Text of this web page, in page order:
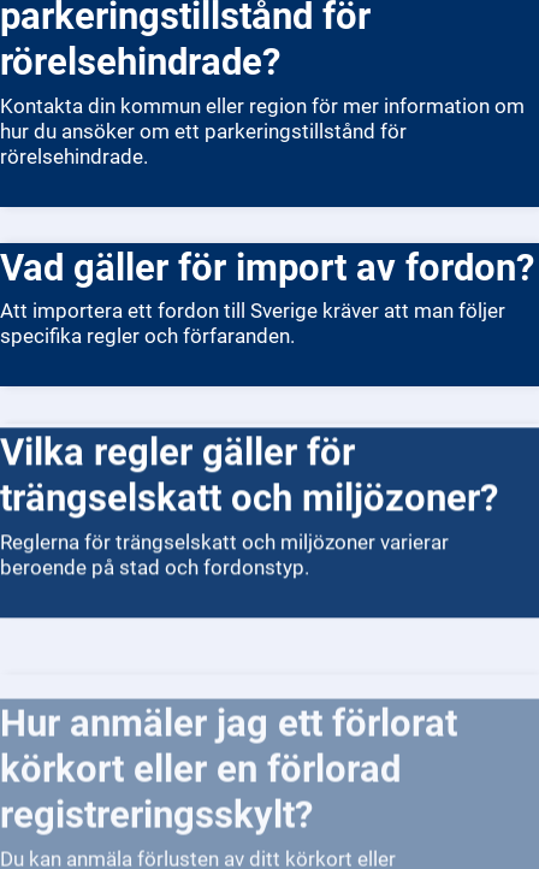
parkeringstillstånd för
rörelsehindrade?
Kontakta din kommun eller region för mer information om
hur du ansöker om ett parkeringstillstånd för
rörelsehindrade.
Vad gäller för import av fordon?
Att importera ett fordon till Sverige kräver att man följer
specifika regler och förfaranden.
Vilka regler gäller för
trängselskatt och miljözoner?
Reglerna för trängselskatt och miljözoner varierar
beroende på stad och fordonstyp.
körkort eller en förlorad
registreringsskylt?
Du kan anmäla förlusten av ditt körkort eller
registreringsskylt via Transportstyrelsens webbplats eller
genom att besöka ett av deras kontor.